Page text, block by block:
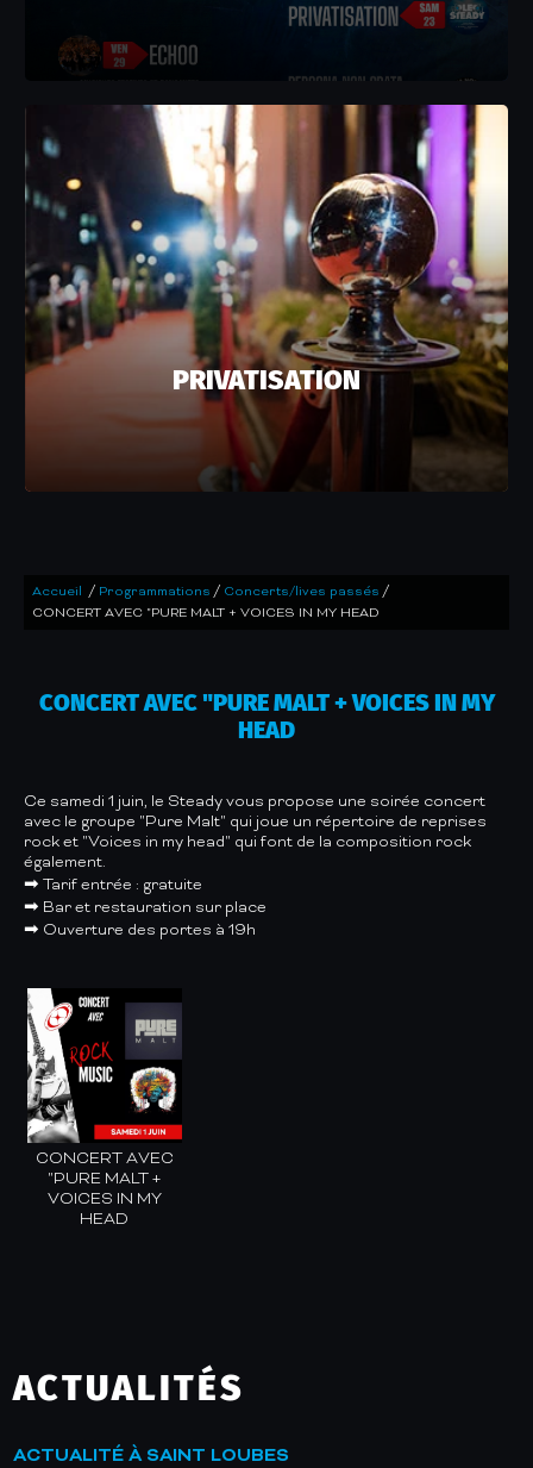
PRIVATISATION
Accueil / Programmations / Concerts/lives passés /
CONCERT AVEC "PURE MALT + VOICES IN MY HEAD
CONCERT AVEC "PURE MALT + VOICES IN MY
HEAD
Ce samedi 1 juin, le Steady vous propose une soirée concert
avec le groupe "Pure Malt" qui joue un répertoire de reprises
rock et "Voices in my head" qui font de la composition rock
également.
➡ Tarif entrée : gratuite
➡ Bar et restauration sur place
➡ Ouverture des portes à 19h
CONCERT AVEC
"PURE MALT +
VOICES IN MY
HEAD
ACTUALITÉS
ACTUALITÉ À SAINT LOUBES